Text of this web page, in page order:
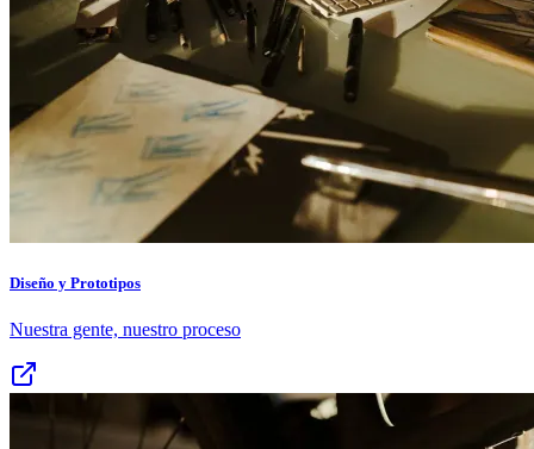
Diseño y Prototipos
Nuestra gente, nuestro proceso